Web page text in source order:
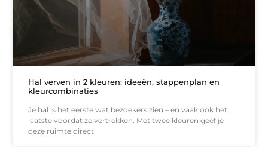
Hal verven in 2 kleuren: ideeën, stappenplan en
kleurcombinaties
Je hal is het eerste wat bezoekers zien – en vaak ook het
laatste voordat ze vertrekken. Met twee kleuren geef je
deze ruimte direct